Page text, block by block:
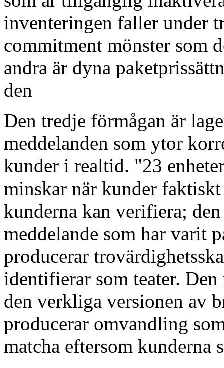
inventeringen faller under
commitment mönster som
andra är dyna
den
Den tredje förmågan är
meddelanden som ytor
kunder i realtid. "23
minskar när kunder
kunderna kan verifiera;
meddelande som har varit
producerar
identifierar som teater.
den verkliga versionen av
producerar omvandling
matcha eftersom kunderna